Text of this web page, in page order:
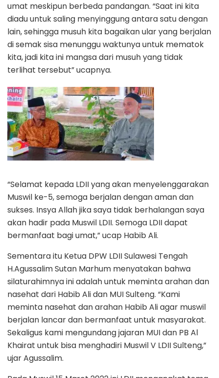
umat meskipun berbeda pandangan. “Saat ini kita
diadu untuk saling menyinggung antara satu dengan
lain, sehingga musuh kita bagaikan ular yang berjalan
di semak sisa menunggu waktunya untuk mematok
kita, jadi kita ini mangsa dari musuh yang tidak
terlihat tersebut” ucapnya.
“Selamat kepada LDII yang akan menyelenggarakan
Muswil ke-5, semoga berjalan dengan aman dan
sukses. Insya Allah jika saya tidak berhalangan saya
akan hadir pada Muswil LDII. Semoga LDII dapat
bermanfaat bagi umat,” ucap Habib Ali.
Sementara itu Ketua DPW LDII Sulawesi Tengah
H.Agussalim Sutan Marhum menyatakan bahwa
silaturahimnya ini adalah untuk meminta arahan dan
nasehat dari Habib Ali dan MUI Sulteng. “Kami
meminta nasehat dan arahan Habib Ali agar muswil
berjalan lancar dan bermanfaat untuk masyarakat.
Sekaligus kami mengundang jajaran MUI dan PB Al
Khairat untuk bisa menghadiri Muswil V LDII Sulteng,”
ujar Agussalim.